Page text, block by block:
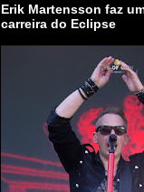
Erik Martensson faz
carreira do Eclipse